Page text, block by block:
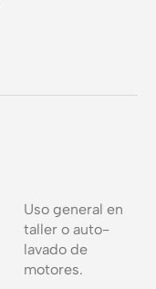
Uso general en
taller o auto-
lavado de
motores.